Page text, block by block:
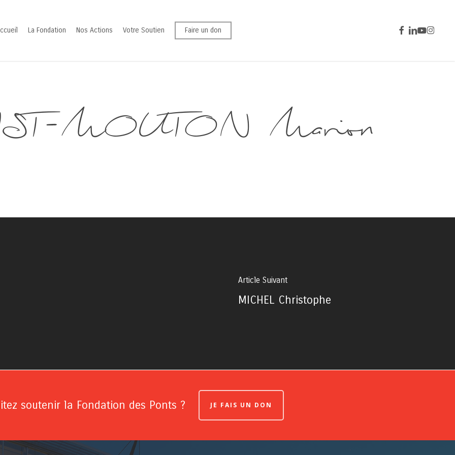
La Fondation Nos Actions Votre Soutien Faire un don facebook
linkedin
youtubeinstagram
MOUTON Marion
Article Suivant
MICHEL Christophe
soutenir la Fondation des Ponts ? JE FAIS UN DON